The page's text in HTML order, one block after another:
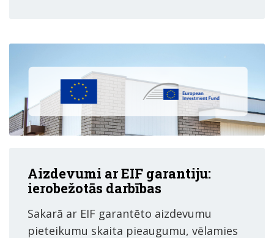
Aizdevumi ar EIF garantiju:
ierobežotās darbības
Sakarā ar EIF garantēto aizdevumu
pieteikumu skaita pieaugumu, vēlamies